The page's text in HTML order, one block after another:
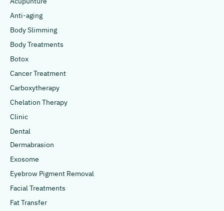
Anti-aging
Body Slimming
Body Treatments
Botox
Cancer Treatment
Carboxytherapy
Chelation Therapy
Clinic
Dental
Dermabrasion
Exosome
Eyebrow Pigment Removal
Facial Treatments
Fat Transfer